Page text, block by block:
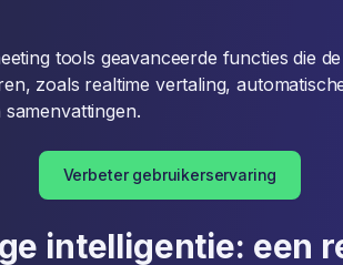
tools geavanceerde functies die
zoals realtime vertaling,
Verbeter gebruikerservaring
intelligentie: een